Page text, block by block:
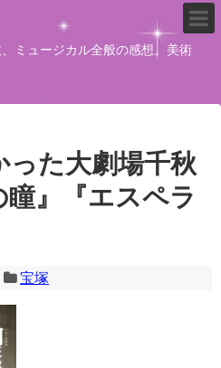
ミュージカル全般の感想。美術
った大劇場千秋
』『エスペラ
宝塚